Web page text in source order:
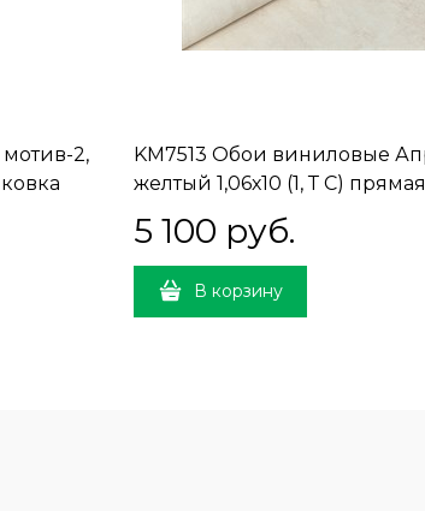
2,
KM7513 Обои виниловые
желтый 1,06х10 (1, Т C)
5 100 руб.
В корзину